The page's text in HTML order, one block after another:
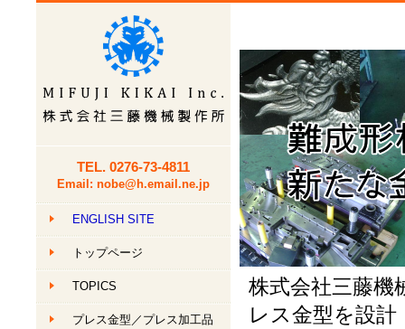
TEL. 0276-73-4811
Email: nobe@h.email.ne.jp
株式会社三藤機
レス金型を設
ENGLISH SITE
トップページ
TOPICS
プレス金型／プレス加工品